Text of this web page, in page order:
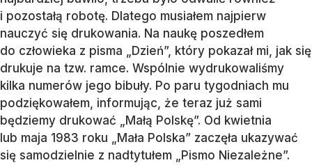
i pozostałą robotę. Dlatego musiałem najpierw
nauczyć się drukowania. Na naukę poszedłem
do człowieka z pisma „Dzień”, który pokazał mi, jak się
drukuje na tzw. ramce. Wspólnie wydrukowaliśmy
kilka numerów jego bibuły. Po paru tygodniach mu
podziękowałem, informując, że teraz już sami
będziemy drukować „Małą Polskę”. Od kwietnia
lub maja 1983 roku „Mała Polska” zaczęła ukazywać
się samodzielnie z nadtytułem „Pismo Niezależne”.